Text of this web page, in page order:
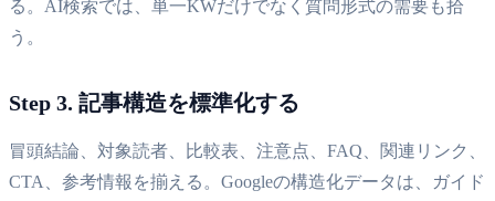
る。AI検索では、単一KWだけでなく質問形式の需要も拾
う。
Step 3. 記事構造を標準化する
冒頭結論、対象読者、比較表、注意点、FAQ、関連リンク、
CTA、参考情報を揃える。Googleの構造化データは、ガイド